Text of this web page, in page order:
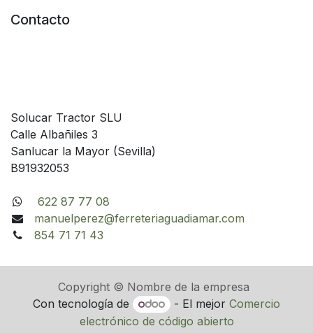
Contacto
Solucar Tractor SLU
Calle Albañiles 3
Sanlucar la Mayor (Sevilla)
B91932053
622 87 77 08
manuelperez@ferreteriaguadiamar.com
854 71 71 43
Copyright © Nombre de la empresa
Con tecnología de
- El mejorComercio
electrónico de código abierto